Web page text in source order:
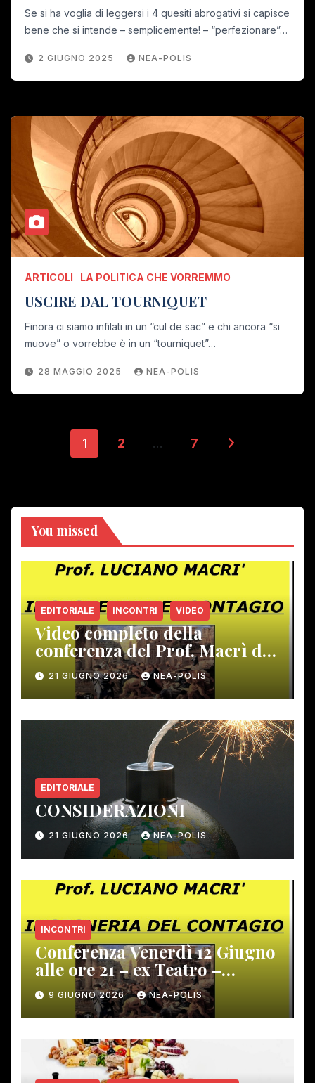
Se si ha voglia di leggersi i 4 quesiti abrogativi si capisce
bene che si intende – semplicemente! – “perfezionare”…
2 GIUGNO 2025 NEA-POLIS
ARTICOLI LA POLITICA CHE VORREMMO
USCIRE DAL TOURNIQUET
Finora ci siamo infilati in un “cul de sac” e chi ancora “si
muove” o vorrebbe è in un “tourniquet”…
28 MAGGIO 2025 NEA-POLIS
Paginazione
articoli
1 2 … 7
You missed
EDITORIALE INCONTRI VIDEO
Video completo della
conferenza del Prof. Macrì del
12 giugno scorso
21 GIUGNO 2026 NEA-POLIS
EDITORIALE
CONSIDERAZIONI
21 GIUGNO 2026 NEA-POLIS
INCONTRI
Conferenza Venerdì 12 Giugno
alle ore 21 – ex Teatro –
Gambassi Terme –
9 GIUGNO 2026 NEA-POLIS